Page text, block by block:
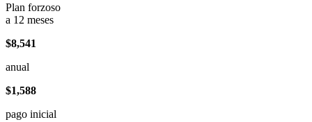
Plan forzoso
a 12 meses
$8,541
anual
$1,588
pago inicial